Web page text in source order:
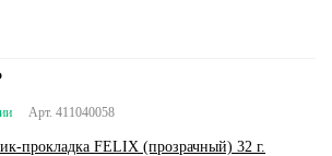
Арт. 411040058
прокладка FELIX (прозрачный) 32 г.